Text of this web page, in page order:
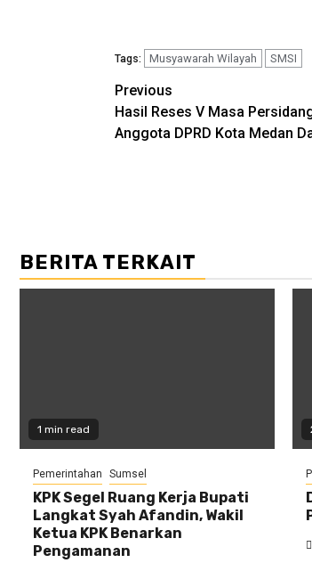
Tags: Musyawarah Wilayah SMSI
Post
navigation
Previous
Hasil Reses V Masa
Anggota DPRD Kota Medan
BERITA TERKAIT
1 min read
Pemerintahan Sumsel
KPK Segel Ruang Kerja Bupati
Langkat Syah Afandin, Wakil
Ketua KPK Benarkan
Pengamanan